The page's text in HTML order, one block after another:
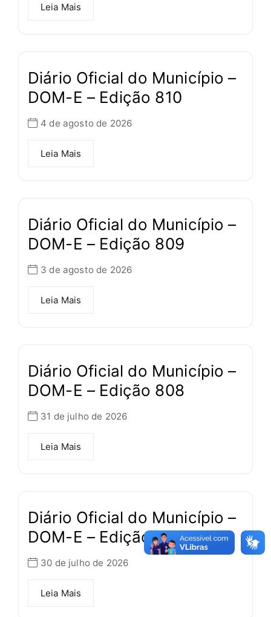
Leia Mais
Diário Oficial do Município –
DOM-E – Edição 810
4 de agosto de 2026
Leia Mais
Diário Oficial do Município –
DOM-E – Edição 809
3 de agosto de 2026
Leia Mais
Diário Oficial do Município –
DOM-E – Edição 808
31 de julho de 2026
Leia Mais
Diário Oficial do Município –
DOM-E – Edição 807
30 de julho de 2026
Leia Mais